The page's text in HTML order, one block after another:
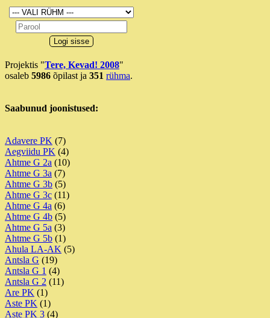
Projektis "Tere, Kevad! 2008"
osaleb 5986 õpilast ja 351 rühma.
Saabunud joonistused:
Adavere PK (7)
Aegviidu PK (4)
Ahtme G 2a (10)
Ahtme G 3a (7)
Ahtme G 3b (5)
Ahtme G 3c (11)
Ahtme G 4a (6)
Ahtme G 4b (5)
Ahtme G 5a (3)
Ahtme G 5b (1)
Ahula LA-AK (5)
Antsla G (19)
Antsla G 1 (4)
Antsla G 2 (11)
Are PK (1)
Aste PK (1)
Aste PK 3 (4)